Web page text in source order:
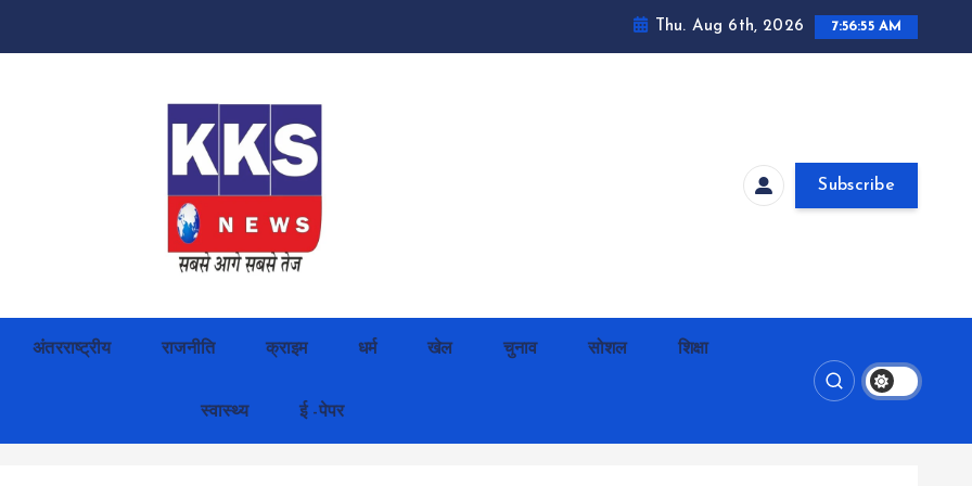
Thu. Aug 6th, 2026 7:56:55 AM
Subscribe
अंतरराष्ट्रीय राजनीति क्राइम धर्म खेल चुनाव सोशल शिक्षा
स्वास्थ्य ई -पेपर